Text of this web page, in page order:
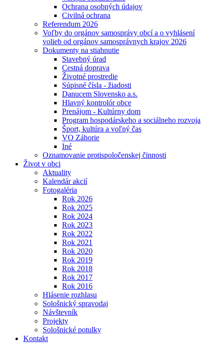
Ochrana osobných údajov
Civilná ochrana
Referendum 2026
Voľby do orgánov samosprávy obcí a o vyhlásení
volieb od orgánov samosprávnych krajov 2026
Dokumenty na stiahnutie
Stavebný úrad
Cestná doprava
Životné prostredie
Súpisné čísla - žiadosti
Danucem Slovensko a.s.
Hlavný kontrolór obce
Prenájom - Kultúrny dom
Program hospodárskeho a sociálneho rozvoja
Šport, kultúra a voľný čas
VO Záhorie
Iné
Oznamovanie protispoločenskej činnosti
Život v obci
Aktuality
Kalendár akcií
Fotogaléria
Rok 2026
Rok 2025
Rok 2024
Rok 2023
Rok 2022
Rok 2021
Rok 2020
Rok 2019
Rok 2018
Rok 2017
Rok 2016
Hlásenie rozhlasu
Sološnický spravodaj
Návštevník
Projekty
Sološnické potulky
Kontakt